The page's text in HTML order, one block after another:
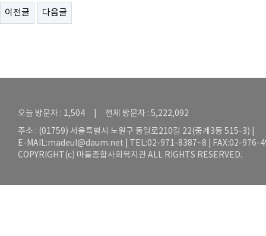
이전글 다음글
오늘 방문자 : 1,504 | 전체 방문자 : 5,222,092
주소 : (01759) 서울특별시 노원구 동일로210길 22(중계3동 515-3) |
E-MAIL:madeul@daum.net | TEL:02-971-8387~8 | FAX:02-976-
COPYRIGHT(c) 마들종합사회복지관 ALL RIGHTS RESERVED.